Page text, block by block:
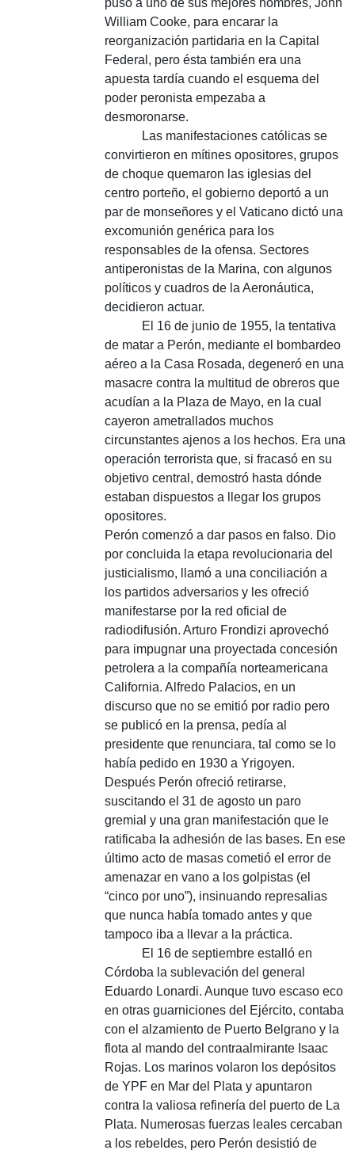
William Cooke, para encarar la
reorganización partidaria en la Capital
Federal, pero ésta también era una
apuesta tardía cuando el esquema del
poder peronista empezaba a
desmoronarse.
Las manifestaciones católicas se
convirtieron en mítines opositores, grupos
de choque quemaron las iglesias del
centro porteño, el gobierno deportó a un
par de monseñores y el Vaticano dictó una
excomunión genérica para los
responsables de la ofensa. Sectores
antiperonistas de la Marina, con algunos
políticos y cuadros de la Aeronáutica,
decidieron actuar.
El 16 de junio de 1955, la tentativa
de matar a Perón, mediante el bombardeo
aéreo a la Casa Rosada, degeneró en una
masacre contra la multitud de obreros que
acudían a la Plaza de Mayo, en la cual
cayeron ametrallados muchos
circunstantes ajenos a los hechos. Era una
operación terrorista que, si fracasó en su
objetivo central, demostró hasta dónde
estaban dispuestos a llegar los grupos
opositores.
Perón comenzó a dar pasos en falso. Dio
por concluida la etapa revolucionaria del
justicialismo, llamó a una conciliación a
los partidos adversarios y les ofreció
manifestarse por la red oficial de
radiodifusión. Arturo Frondizi aprovechó
para impugnar una proyectada concesión
petrolera a la compañía norteamericana
California. Alfredo Palacios, en un
discurso que no se emitió por radio pero
se publicó en la prensa, pedía al
presidente que renunciara, tal como se lo
había pedido en 1930 a Yrigoyen.
Después Perón ofreció retirarse,
suscitando el 31 de agosto un paro
gremial y una gran manifestación que le
ratificaba la adhesión de las bases. En ese
último acto de masas cometió el error de
amenazar en vano a los golpistas (el
“cinco por uno”), insinuando represalias
que nunca había tomado antes y que
tampoco iba a llevar a la práctica.
El 16 de septiembre estalló en
Córdoba la sublevación del general
Eduardo Lonardi. Aunque tuvo escaso eco
en otras guarniciones del Ejército, contaba
con el alzamiento de Puerto Belgrano y la
flota al mando del contraalmirante Isaac
Rojas. Los marinos volaron los depósitos
de YPF en Mar del Plata y apuntaron
contra la valiosa refinería del puerto de La
Plata. Numerosas fuerzas leales cercaban
a los rebeldes, pero Perón desistió de